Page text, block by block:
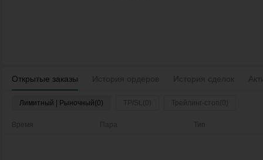
Открытые заказы История ордеров История сделок
Лимитный | Рыночный(0) TP/SL(0) Трейлинг-стоп(0)
Время Пара Тип